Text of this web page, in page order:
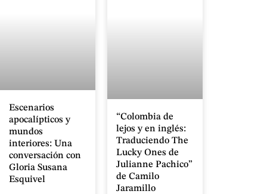
Escenarios
apocalípticos y
mundos
interiores: Una
conversación con
Gloria Susana
Esquivel
“Colombia de
lejos y en inglés:
Traduciendo The
Lucky Ones de
Julianne Pachico”
de Camilo
Jaramillo